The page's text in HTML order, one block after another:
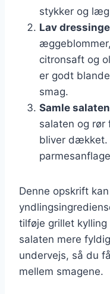
stykker og
Lav
citronsaft og
er godt
smag.
Samle salaten
salaten og rør
bliver dækket.
Denne opskrift
tilføje grillet
salaten mere
undervejs, så du
mellem smagene.